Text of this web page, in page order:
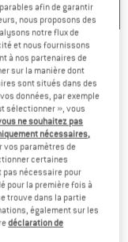
-
afin de garantir
nous proposons des
notre flux de
et nous fournissons
à nos partenaires de
sur la manière dont
sont situés dans des
données, par exemple
sélectionner », vous
ne souhaitez pas
nécessaires,
vos paramètres de
certaines
pas nécessaire pour
pour la première fois à
trouve dans la partie
également sur les
déclaration de